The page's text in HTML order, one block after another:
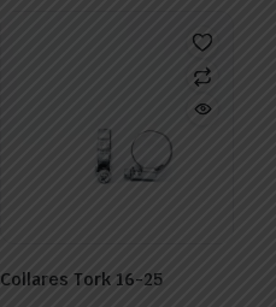
Collares Tork 16-25